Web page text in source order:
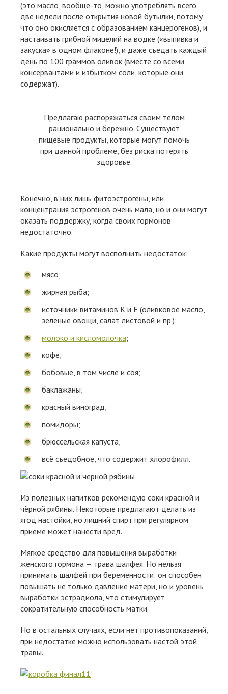
(это масло, вообще-то, можно употреблять всего
две недели после открытия новой бутылки, потому
что оно окисляется с образованием канцерогенов), и
настаивать грибной мицелий на водке («выпивка и
закуска» в одном флаконе!), и даже съедать каждый
день по 100 граммов оливок (вместе со всеми
консервантами и избытком соли, которые они
содержат).
Предлагаю распоряжаться своим телом
рационально и бережно. Существуют
пищевые продукты, которые могут помочь
при данной проблеме, без риска потерять
здоровье.
Конечно, в них лишь фитоэстрогены, или
концентрация эстрогенов очень мала, но и они могут
оказать поддержку, когда своих гормонов
недостаточно.
Какие продукты могут восполнить недостаток:
мясо;
жирная рыба;
источники витаминов К и Е (оливковое масло,
зелёные овощи, салат листовой и пр.);
молоко и кисломолочка;
кофе;
бобовые, в том числе и соя;
баклажаны;
красный виноград;
помидоры;
брюссельская капуста;
всё съедобное, что содержит хлорофилл.
Из полезных напитков рекомендую соки красной и
чёрной рябины. Некоторые предлагают делать из
ягод настойки, но лишний спирт при регулярном
приёме может нанести вред.
Мягкое средство для повышения выработки
женского гормона — трава шалфея. Но нельзя
принимать шалфей при беременности: он способен
повышать не только давление матери, но и уровень
выработки эстрадиола, что стимулирует
сократительную способность матки.
Но в остальных случаях, если нет противопоказаний,
при недостатке можно использовать настой этой
травы.